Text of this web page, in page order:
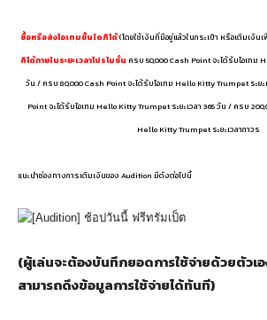
ซื้อหรือส่งไอเทมชิ้นใดก็ได้(โดยใช้เงินที่มีอยู่แล้วในกระเป๋า หรือเติมเงิน
ก็ได้ภายในระยะเวลาโปรโมชั่น ครบ 50,000 Cash Point จะได้รับไอเทม
วัน / ครบ 80,000 Cash Point จะได้รับไอเทม Hello Kitty Trumpet ระยะ
Pointจะได้รับไอเทม Hello Kitty Trumpet ระยะเวลา 365 วัน / ครบ
Hello Kitty Trumpet ระยะเวลาถาวร
แนะนำช่องทางการเติมเงินของ Audition มีดังต่อไปนี้
(ผู้เล่นจะต้องบันทึกยอดการใช้จ่ายด้วยตัวเอ
สามารถดึงข้อมูลการใช้จ่ายได้ทันที)